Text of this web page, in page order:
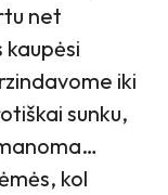
net
iki
sunku,
kol